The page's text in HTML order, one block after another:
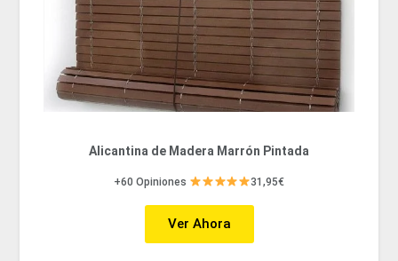
Alicantina de Madera Marrón Pintada
+60 Opiniones 31,95€
Ver Ahora